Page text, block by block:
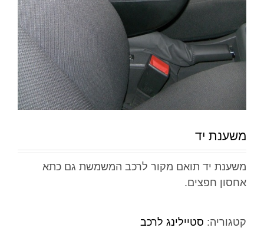
משענת יד
משענת יד תואם מקור לרכב המשמשת גם כתא
אחסון חפצים.
קטגוריה: סטיילינג לרכב